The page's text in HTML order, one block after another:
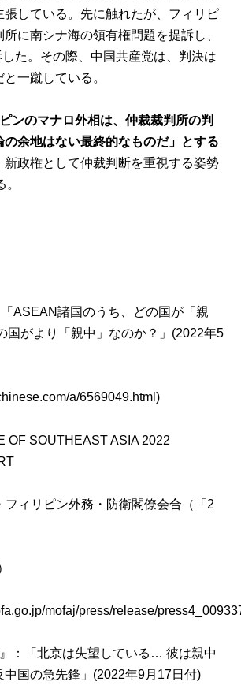
張している。先に触れたが、フィリピ
に南シナ海の領有権問題を提訴し、
た。その際、中国共産党は、判決は
と一蹴している。
ンのマナロ外相は、仲裁裁判所の判
の余地はない最終的なものだ」とする
新政権として仲裁判断を重視する姿勢
「ASEAN諸国のうち、どの国が「親
国がより「親中」なのか？」(2022年5
a/6569049.html )
OF SOUTHEAST ASIA 2022
フィリピン外務・防衛閣僚会合（「2
mofaj/press/release/
』：「北京は失望している… 彼は親中
中国の急先鋒」(2022年9月17日付)